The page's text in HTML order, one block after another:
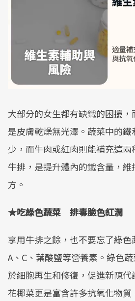
大部分的女生都有缺鐵的困擾
是皮膚乾燥無光澤。蔬菜中的
少，而牛肉或紅肉則能補充這
牛排，是提升體內的鐵含量，
方。
★吃綠色蔬菜 排毒臉色紅潤
享用牛排之餘，也不要忘了綠
A、C、葉酸鹽等營養素。綠色
於細胞再生和修復，促進新陳
花椰菜更是富含許多抗氧化物